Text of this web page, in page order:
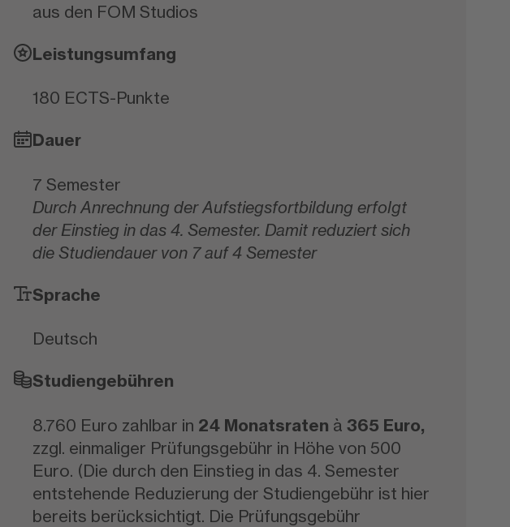
aus den FOM Studios
Leistungsumfang
180 ECTS-Punkte
Dauer
7 Semester
Durch Anrechnung der Aufstiegsfortbildung erfolgt
der Einstieg in das 4. Semester. Damit reduziert sich
die Studiendauer von 7 auf 4 Semester
Sprache
Deutsch
Studiengebühren
8.760 Euro zahlbar in 24 Monatsraten à 365 Euro,
zzgl. einmaliger Prüfungsgebühr in Höhe von 500
Euro. (Die durch den Einstieg in das 4. Semester
entstehende Reduzierung der Studiengebühr ist hier
bereits berücksichtigt. Die Prüfungsgebühr